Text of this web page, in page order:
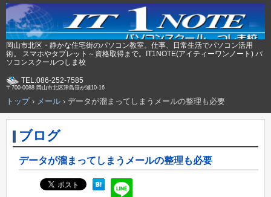
岡山市北区・静かな住宅街のパソコン教室。仕事、日常生活でパソコン活用
術。 スマホやタブレット～資格取得まで。IT1NOTE(アイティーワンノート) パ
ソコンスクールつしま校
TEL.086-252-7585
〒700-0088 岡山市北区津島笹が瀬10-16
トップ› メール › データが溜まってしまうメールの整理も必要
ブログ
データが溜まってしまうメールの整理も必要